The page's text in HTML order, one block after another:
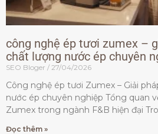
công nghệ ép tươi zumex –
chất lượng nước ép chuyên
SEO Bloger 27/04/2026
Công nghệ ép tươi Zumex – Giải
nước ép chuyên nghiệp Tổng quan
Zumex trong ngành F&B hiện đại
Đọc thêm »